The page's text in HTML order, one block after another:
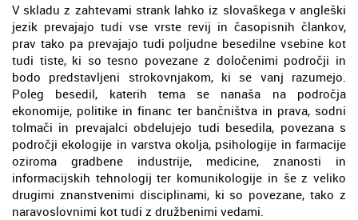
V skladu z zahtevami strank lahko iz slovaškega v angleški
jezik prevajajo tudi vse vrste revij in časopisnih člankov,
prav tako pa prevajajo tudi poljudne besedilne vsebine kot
tudi tiste, ki so tesno povezane z določenimi področji in
bodo predstavljeni strokovnjakom, ki se vanj razumejo.
Poleg besedil, katerih tema se nanaša na področja
ekonomije, politike in financ ter bančništva in prava, sodni
tolmači in prevajalci obdelujejo tudi besedila, povezana s
področji ekologije in varstva okolja, psihologije in farmacije
oziroma gradbene industrije, medicine, znanosti in
informacijskih tehnologij ter komunikologije in še z veliko
drugimi znanstvenimi disciplinami, ki so povezane, tako z
naravoslovnimi kot tudi z družbenimi vedami.